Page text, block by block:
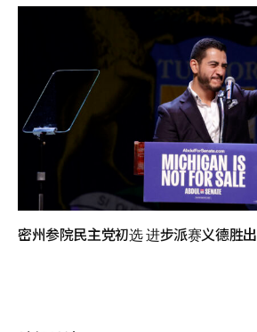
密州参院民主党初选 进步派赛义德胜出